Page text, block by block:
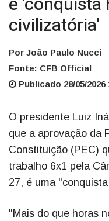
civilizatória'
Por João Paulo Nucci
Fonte: CFB Official
Publicado 28/05/2026
O presidente Luiz
que a aprovação da
Constituição (PEC)
trabalho 6x1 pela
27, é uma
"Mais do que horas